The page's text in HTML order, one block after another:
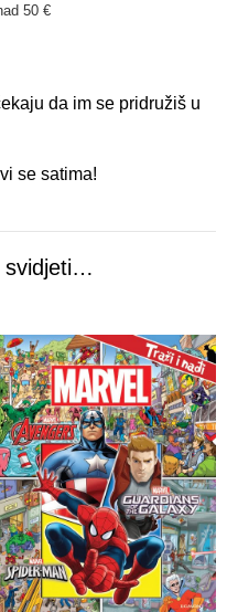
50 €
da im se pridružiš u
se satima!
svidjeti…